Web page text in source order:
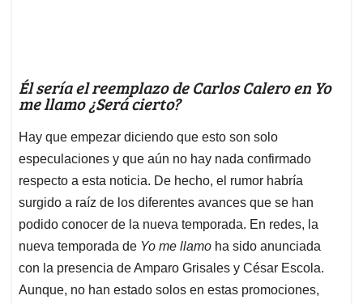
Él sería el reemplazo de Carlos Calero en Yo
me llamo ¿Será cierto?
Hay que empezar diciendo que esto son solo
especulaciones y que aún no hay nada confirmado
respecto a esta noticia. De hecho, el rumor habría
surgido a raíz de los diferentes avances que se han
podido conocer de la nueva temporada. En redes, la
nueva temporada de Yo me llamo ha sido anunciada
con la presencia de Amparo Grisales y César Escola.
Aunque, no han estado solos en estas promociones,